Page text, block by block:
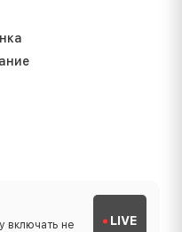
включать не
LIVE